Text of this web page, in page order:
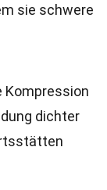
sie schwere
Kompression
dichter